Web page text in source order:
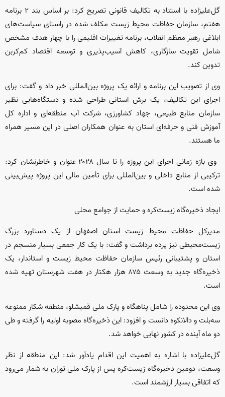
گل‌علیزاده با استناد به تکالیف قانونی تصریح کرد: بر اساس بند ۲ برنامه
هفتم، سازمان حفاظت محیط زیست مکلف شده در راستای سیاست‌های
ابلاغی رهبر معظم انقلاب، برنامه تغییرات اقلیمی را با چهار هدف مشخص
شامل تقویت سازگاری، کاهش آسیب‌پذیری و توسعه اقتصاد کم‌کربن
تدوین کند.
وی از تصویب این برنامه و ارائه یک پروژه بین‌المللی خبر داد و گفت: برای
اجرای این تکالیف، یک برش استانی طراحی شده و دستگاه‌هایی نظیر
سازمان منابع طبیعی، جهاد کشاورزی، شرکت آب منطقه‌ای و اداره کل
آموزش فنی و حرفه‌ای استان به عنوان همکاران اصلی در این مسیر همراه
ما هستند.
وی بازه زمانی اجرای این پروژه را تا سال ۲۰۲۸ عنوان و خاطرنشان کرد:
ترکیبی از منابع داخلی و بین‌المللی برای تأمین مالی این پروژه پیش‌بینی
شده است.
ایجاد ذخیره‌گاه زیست‌کره و حمایت از جوامع محلی
مدیرکل حفاظت محیط زیست استان اصفهان از یک دستاورد بزرگ
زیست‌محیطی نیز پرده برداشت و گفت: با یک کار جمعی بسیار منسجم در
استان و پشتیبانی رئیس سازمان حفاظت محیط زیست و استاندار، یک
ذخیره‌گاه جدید به وسعت ۸۷۵ هزار هکتار در هفت شهرستان تهیه شده
است.
وی این محدوده را شامل پناهگاه و پارک ملی قمیشلو، منطقه شکار ممنوعه
سه‌بلت و دالانکوه دانست و افزود: این ذخیره‌گاه مصوبه اولیه را گرفته و طی
دو ماه آینده در کشور نهایی خواهد شد.
گل‌علیزاده با اشاره به اهمیت این اقدام یادآور شد: این منطقه از نظر
وسعت، دومین ذخیره‌گاه زیست‌کره پس از پارک ملی توران به شمار می‌رود
که اتفاقی بسیار ارزشمند است.